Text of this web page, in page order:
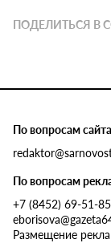
ПОДЕЛИТЬСЯ В
По вопросам сайта
По вопросам
+7 (8452) 69-51-
Размещение